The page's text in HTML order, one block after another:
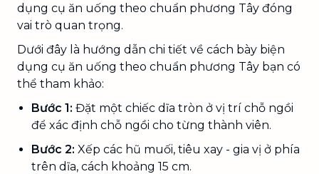
dụng cụ ăn uống theo chuẩn phương Tây đóng
vai trò quan trọng.
Dưới đây là hướng dẫn chi tiết về cách bày biện
dụng cụ ăn uống theo chuẩn phương Tây bạn có
thể tham khảo:
Bước 1: Đặt một chiếc dĩa tròn ở vị trí chỗ ngồi
để xác định chỗ ngồi cho từng thành viên.
Bước 2: Xếp các hũ muối, tiêu xay - gia vị ở phía
trên dĩa, cách khoảng 15 cm.